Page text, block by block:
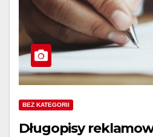
BEZ KATEGORII
Długopisy